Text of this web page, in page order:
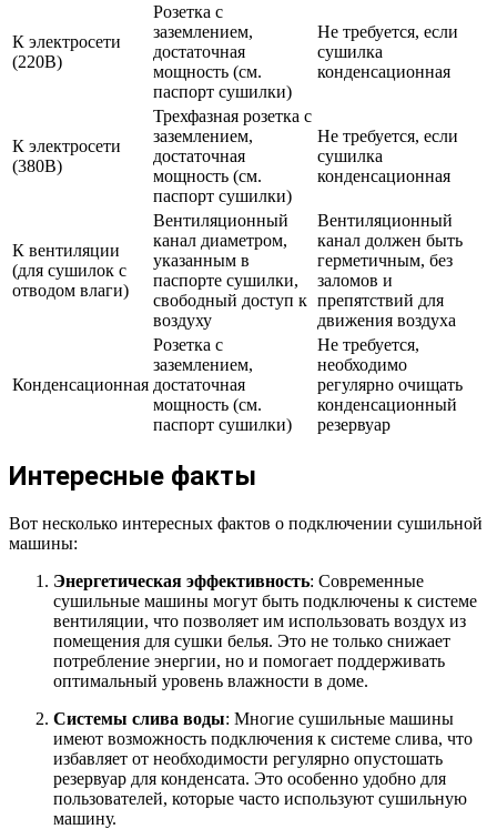
К электросети
(220В)
Розетка с
заземлением,
достаточная
мощность (см.
паспорт сушилки)
Не требуется, если
сушилка
конденсационная
К электросети
(380В)
Трехфазная розетка с
заземлением,
достаточная
мощность (см.
паспорт сушилки)
Не требуется, если
сушилка
конденсационная
К вентиляции
(для сушилок с
отводом влаги)
Вентиляционный
канал диаметром,
указанным в
паспорте сушилки,
свободный доступ к
воздуху
Вентиляционный
канал должен быть
герметичным, без
заломов и
препятствий для
движения воздуха
Конденсационная
Розетка с
заземлением,
достаточная
мощность (см.
паспорт сушилки)
Не требуется,
необходимо
регулярно очищать
конденсационный
резервуар
Интересные факты
Вот несколько интересных фактов о подключении сушильной
машины:
Энергетическая эффективность: Современные
сушильные машины могут быть подключены к системе
вентиляции, что позволяет им использовать воздух из
помещения для сушки белья. Это не только снижает
потребление энергии, но и помогает поддерживать
оптимальный уровень влажности в доме.
Системы слива воды: Многие сушильные машины
имеют возможность подключения к системе слива, что
избавляет от необходимости регулярно опустошать
резервуар для конденсата. Это особенно удобно для
пользователей, которые часто используют сушильную
машину.